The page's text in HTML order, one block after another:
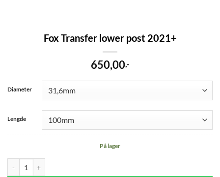
Fox Transfer lower post 2021+
650,00,-
Diameter
Lengde
På lager